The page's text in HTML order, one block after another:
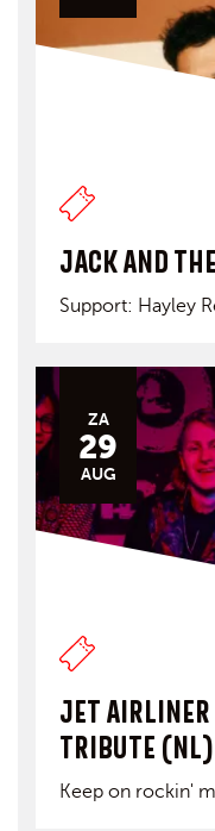
JACK AND
Support: Hayley
ZA
29
AUG
JET
TRIBUTE (NL)
Keep on rockin'